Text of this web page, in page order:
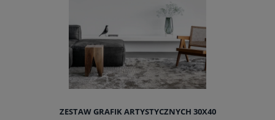
ZESTAW GRAFIK ARTYSTYCZNYCH 30X40